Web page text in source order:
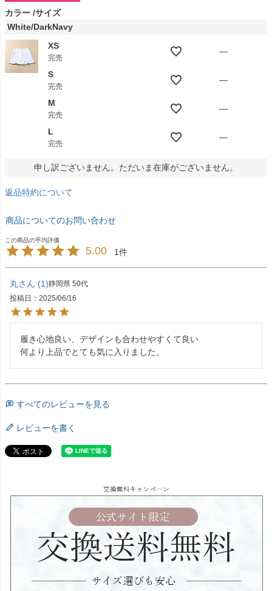
カラー サイズ
White/DarkNavy
XS
完売
—
S
完売
—
M
完売
—
L
完売
—
申し訳ございません。ただいま在庫がございません。
返品特約について
商品についてのお問い合わせ
5.00 1
丸 1 静岡県 50代
投稿日
2025/06/16
履き心地良い、デザインも合わせやすくて良い
何より上品でとても気に入りました。
すべてのレビューを見る
レビューを書く